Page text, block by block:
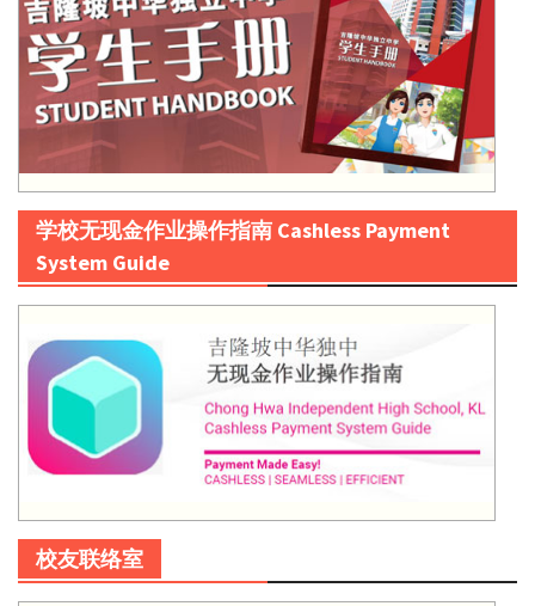
学校无现金作业操作指南 Cashless Payment
System Guide
校友联络室